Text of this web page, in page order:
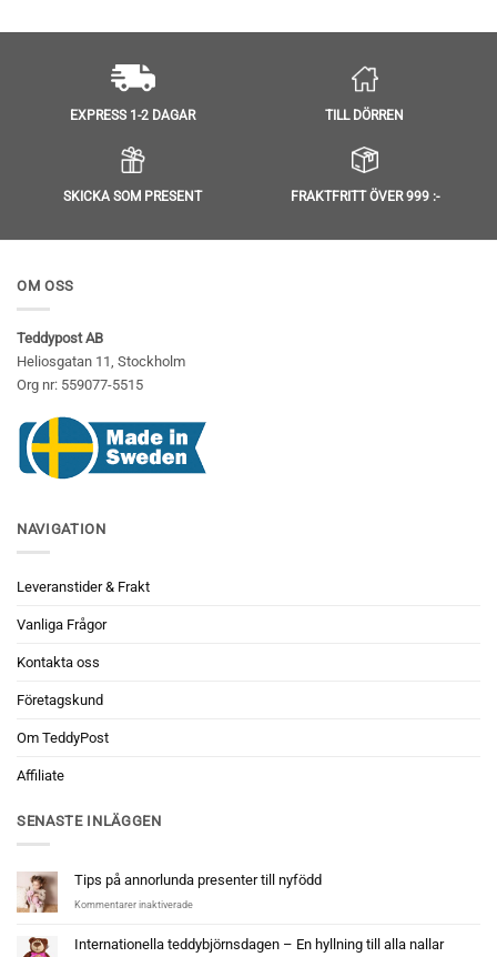
EXPRESS 1-2 DAGAR TILL DÖRREN
SKICKA SOM PRESENT FRAKTFRITT ÖVER 999 :-
OM OSS
Teddypost AB
Heliosgatan 11, Stockholm
Org nr: 559077-5515
NAVIGATION
Leveranstider & Frakt
Vanliga Frågor
Kontakta oss
Företagskund
Om TeddyPost
Affiliate
SENASTE INLÄGGEN
Tips på annorlunda presenter till nyfödd
Kommentarer inaktiveradeför
på
annorlunda
Internationella teddybjörnsdagen – En hyllning till alla nallar